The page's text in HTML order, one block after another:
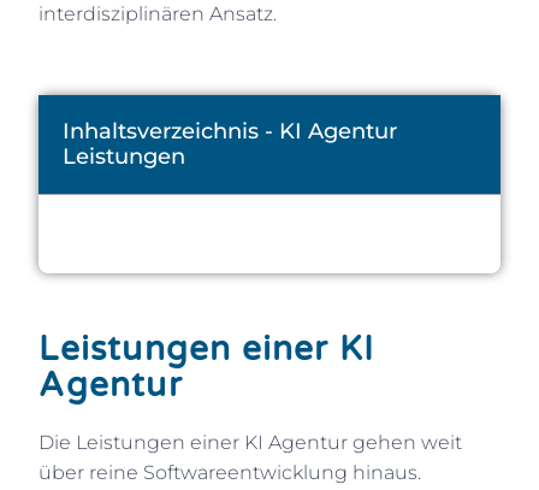
interdisziplinären Ansatz.
Inhaltsverzeichnis - KI Agentur
Leistungen
Leistungen einer KI
Agentur
Die Leistungen einer KI Agentur gehen weit
über reine Softwareentwicklung hinaus.